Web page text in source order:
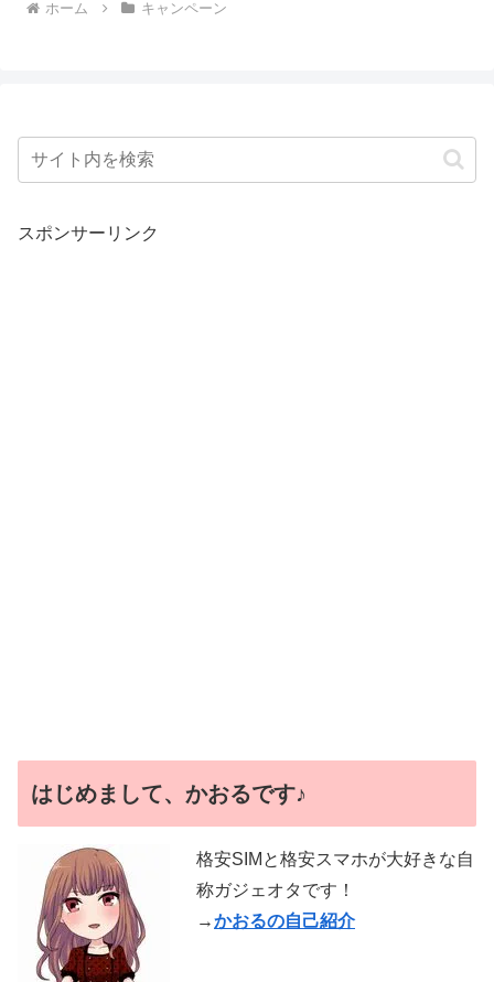
ホーム キャンペーン
スポンサーリンク
はじめまして、かおるです♪
格安SIMと格安スマホが大好きな自
称ガジェオタです！
→かおるの自己紹介